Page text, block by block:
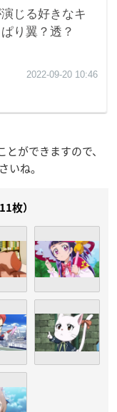
ができますので、
いね。
枚）